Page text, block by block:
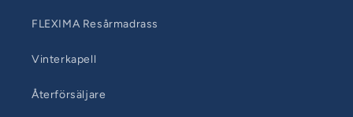
FLEXIMA Resårmadrass
Vinterkapell
Återförsäljare